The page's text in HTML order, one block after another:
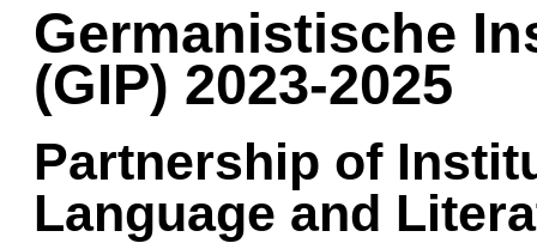
Germanistische
(GIP) 2023-2025
Partnership of
Language and